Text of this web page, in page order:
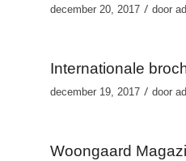
december 20, 2017 / door
Internationale
december 19, 2017 / door
Woongaard